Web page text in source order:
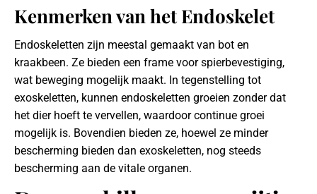
Kenmerken van het Endoskelet
Endoskeletten zijn meestal gemaakt van bot en
kraakbeen. Ze bieden een frame voor spierbevestiging,
wat beweging mogelijk maakt. In tegenstelling tot
exoskeletten, kunnen endoskeletten groeien zonder dat
het dier hoeft te vervellen, waardoor continue groei
mogelijk is. Bovendien bieden ze, hoewel ze minder
bescherming bieden dan exoskeletten, nog steeds
bescherming aan de vitale organen.